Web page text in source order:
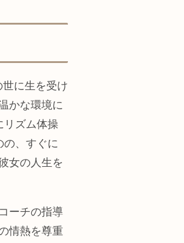
に生を受け
かな環境に
リズム体操
、すぐに
女の人生を
ーチの指導
情熱を尊重